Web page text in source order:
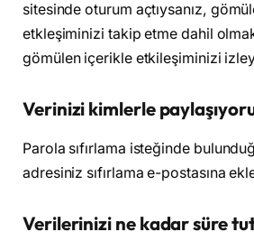
sitesinde oturum açtıysanız,
etkleşiminizi takip etme dahil
gömülen içerikle etkileşiminizi
Verinizi kimlerle
Parola sıfırlama isteğinde
adresiniz sıfırlama e-postasına
Verilerinizi ne kadar süre